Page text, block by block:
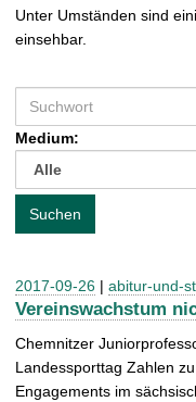
f
e
Unter Umständen sind
einsehbar.
u
c
e
h
:
Medium:
Suchen
2017-09-26 | abitur-und-
Vereinswachstum
Chemnitzer
Landessporttag Zahlen
Engagements im